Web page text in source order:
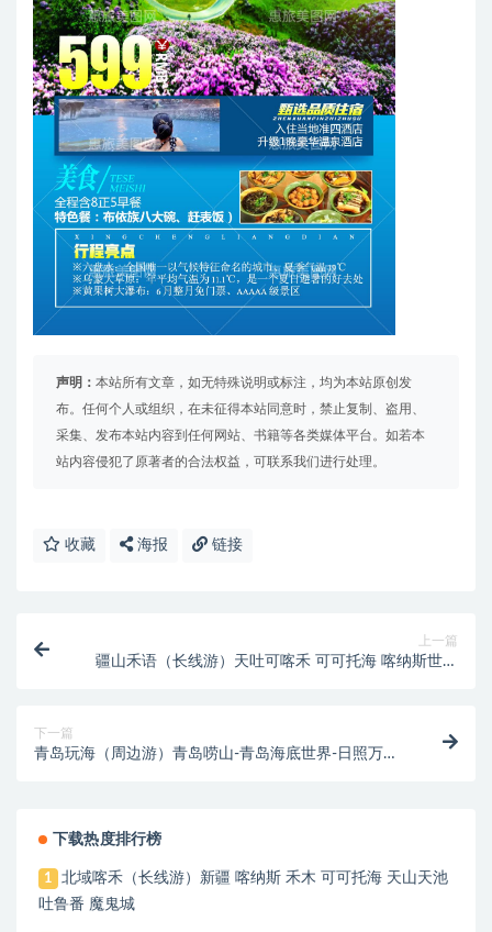
声明： 本站所有文章，如无特殊说明或标注，均为本站原创发
布。任何个人或组织，在未征得本站同意时，禁止复制、盗用、
采集、发布本站内容到任何网站、书籍等各类媒体平台。如若本
站内容侵犯了原著者的合法权益，可联系我们进行处理。
收藏 海报 链接
上一篇
疆山禾语（长线游）天吐可喀禾 可可托海 喀纳斯世界
下一篇
青岛玩海（周边游）青岛唠山-青岛海底世界-日照万平
下载热度排行榜
1
北域喀禾（长线游）新疆 喀纳斯 禾木 可可托海 天山天池
吐鲁番 魔鬼城